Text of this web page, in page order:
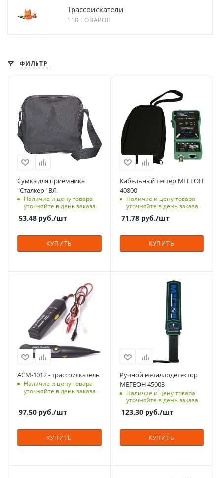
Трассоискатели
118 ТОВАРОВ
ФИЛЬТР
Сумка для приемника
"Сталкер" ВЛ
Наличие и цену товара
уточняйте в день заказа
53.48 руб./шт
КУПИТЬ
Кабельный тестер МЕГЕОН
40800
Наличие и цену товара
уточняйте в день заказа
71.78руб./шт
КУПИТЬ
АСМ-1012 - трассоискатель
Наличие и цену товара
уточняйте в день заказа
97.50 руб./шт
КУПИТЬ
Ручной металлодетектор
МЕГЕОН 45003
Наличие и цену товара
уточняйте в день заказа
123.30руб./шт
КУПИТЬ